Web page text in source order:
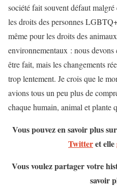
société fait souvent défaut
les droits des personnes
même pour les droits des
environnementaux : nous
être fait, mais les changements
trop lentement. Je crois que le
avions tous un peu plus de
chaque humain, animal et plante
Vous pouvez en savoir plus
Twitteret elle
Vous voulez partager votre
savoir